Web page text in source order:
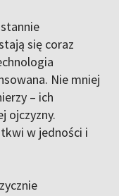
się coraz
Nie mniej
– ich
ojczyzny.
tkwi w jedności i